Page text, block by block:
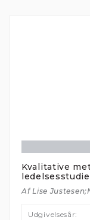
Kvalitative
Af Lise
Udgivelsesår: